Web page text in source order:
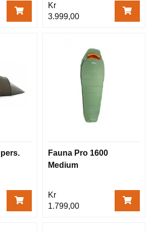
Kr
3.999,00
Fauna Pro 1600
Medium
Kr
1.799,00